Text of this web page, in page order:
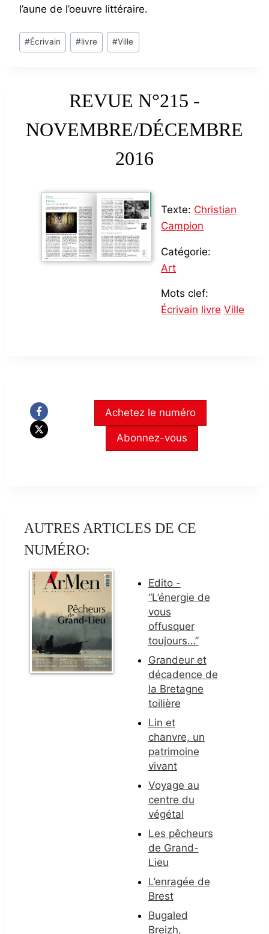
l’aune de l’oeuvre littéraire.
Post
Tags:
#Écrivain #livre #Ville
REVUE N°215 -
NOVEMBRE/DÉCEMBRE
2016
Texte: Christian
Campion
Catégorie:
Art
Mots clef:
Écrivain livre Ville
Achetez le numéro
Abonnez-vous
AUTRES ARTICLES DE CE
NUMÉRO:
Edito -
“L’énergie de
vous
offusquer
toujours…”
Grandeur et
décadence de
la Bretagne
toilière
Lin et
chanvre, un
patrimoine
vivant
Voyage au
centre du
végétal
Les pêcheurs
de Grand-
Lieu
L’enragée de
Brest
Bugaled
Breizh,